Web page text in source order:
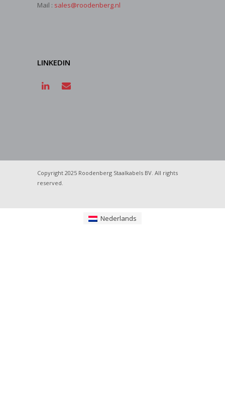
Mail : sales@roodenberg.nl
LINKEDIN
Copyright 2025 Roodenberg Staalkabels BV. All rights
reserved.
Nederlands